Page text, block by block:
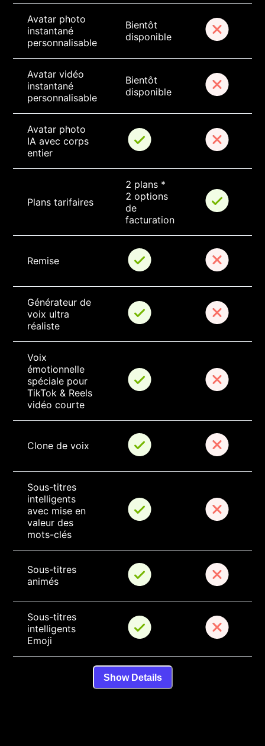
Avatar photo
instantané
personnalisable
Bientôt
disponible
Avatar vidéo
instantané
personnalisable
Bientôt
disponible
Avatar photo
IA avec corps
entier
Plans tarifaires
2 plans *
2 options
de
facturation
Remise
Générateur de
voix ultra
réaliste
Voix
émotionnelle
spéciale pour
TikTok & Reels
vidéo courte
Clone de voix
Sous-titres
intelligents
avec mise en
valeur des
mots-clés
Sous-titres
animés
Sous-titres
intelligents
Emoji
Show Details